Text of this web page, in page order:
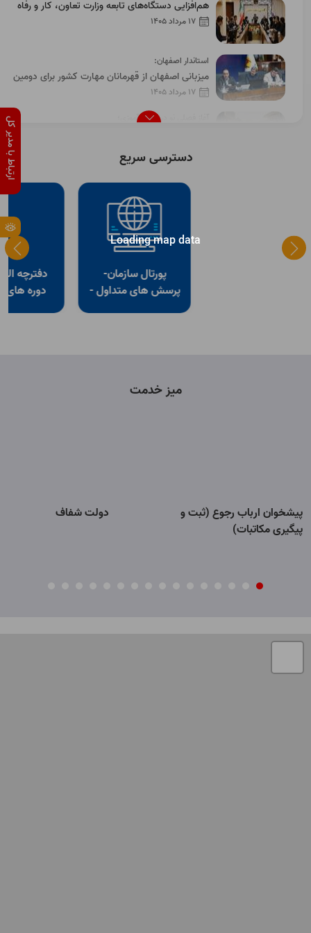
هم‌افزایی دستگاه‌های تابعه وزارت تعاون، کار و رفاه
اجتماعی در اصفهان با حضور مدیرکل آموزش
17 مرداد 1405
استاندار اصفهان:
میزبانی اصفهان از قهرمانان مهارت کشور برای دومین
سال پیاپی
17 مرداد 1405
آغاز فصلی نو در مهارت‌آموزی؛
تجلیل شد
12 مرداد 1405
در شورای برنامه ریزی استان اصفهان مطرح شد؛
تصمیم در خصوص سندراه اندازی شهرهای کارآفرین
دسترسی سریع
پرسش های متداول -
راهنما
دفترچه الکترونیکی
دوره های آموزشی
میز خدمت
پیشخوان ارباب رجوع (ثبت و
پیگیری مکاتبات)
دولت شفاف
ارتباط با مدیر کل
Loading map data